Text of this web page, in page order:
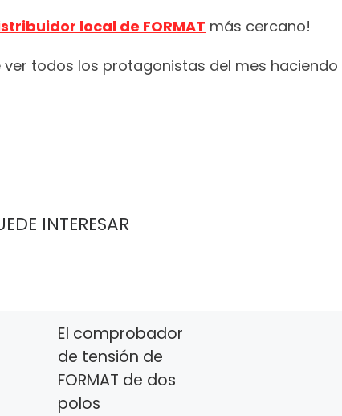
local de FORMAT más cercano!
ver todos los protagonistas del mes haciendo
INTERESAR
El comprobador
de tensión de
FORMAT de dos
polos